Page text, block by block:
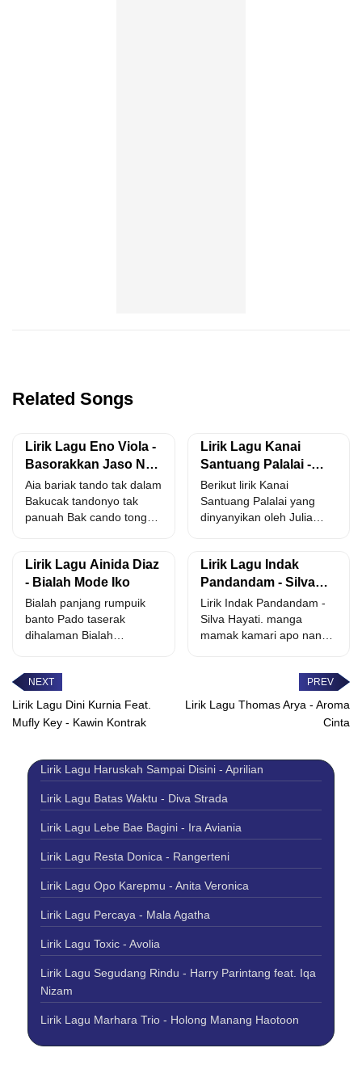
Related Songs
Lirik Lagu Eno Viola -
Basorakkan Jaso Nan
Sabijo
Aia bariak tando tak dalam
Bakucak tandonyo tak
panuah Bak cando tong
Lirik Lagu Kanai
Santuang Palalai -
Julia Anugerah Putri
Berikut lirik Kanai
Santuang Palalai yang
dinyanyikan oleh Julia
Lirik Lagu Ainida Diaz
- Bialah Mode Iko
Bialah panjang rumpuik
banto Pado taserak
dihalaman Bialah
kampuang...
Lirik Lagu Indak
Pandandam - Silva
Hayati
Lirik Indak Pandandam -
Silva Hayati. manga
mamak kamari apo nan
Lirik Lagu Dini Kurnia Feat.
Mufly Key - Kawin Kontrak
Lirik Lagu Thomas Arya - Aroma
Cinta
Lirik Lagu Haruskah Sampai Disini - Aprilian
Lirik Lagu Batas Waktu - Diva Strada
Lirik Lagu Lebe Bae Bagini - Ira Aviania
Lirik Lagu Resta Donica - Rangerteni
Lirik Lagu Opo Karepmu - Anita Veronica
Lirik Lagu Percaya - Mala Agatha
Lirik Lagu Toxic - Avolia
Lirik Lagu Segudang Rindu - Harry Parintang feat. Iqa
Nizam
Lirik Lagu Marhara Trio - Holong Manang Haotoon